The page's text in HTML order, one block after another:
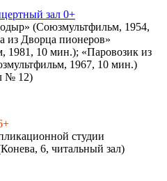
зал 0+
(Союзмультфильм, 1954,
из Дворца пионеров»
1981, 10 мин.); «Паровозик из
1967, 10 мин.)
№ 12)
студии
6, читальный зал)